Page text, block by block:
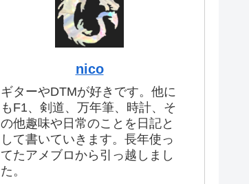
nico
ギターやDTMが好きです。他に
もF1、剣道、万年筆、時計、そ
の他趣味や日常のことを日記と
して書いていきます。長年使っ
てたアメブロから引っ越しまし
た。